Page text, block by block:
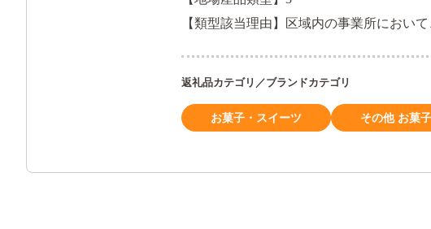
【類型該当理由】区域内の事業所におい
返礼品カテゴリ／ブランドカテゴリ
お菓子・スイーツ その他 お菓